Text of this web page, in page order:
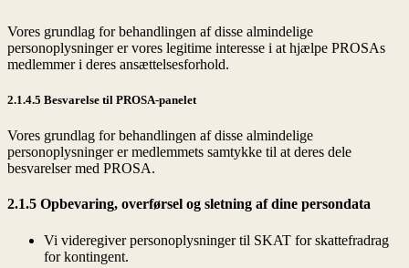
Vores grundlag for behandlingen af disse almindelige
personoplysninger er vores legitime interesse i at hjælpe PROSAs
medlemmer i deres ansættelsesforhold.
2.1.4.5 Besvarelse til PROSA-panelet
Vores grundlag for behandlingen af disse almindelige
personoplysninger er medlemmets samtykke til at deres dele
besvarelser med PROSA.
2.1.5 Opbevaring, overførsel og sletning af dine persondata
Vi videregiver personoplysninger til SKAT for skattefradrag
for kontingent.